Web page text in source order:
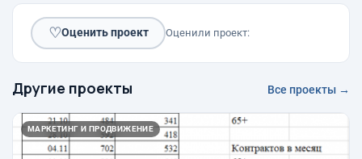
♡Оценить проект Оценили проект:
Другие проекты Все проекты →
МАРКЕТИНГ И ПРОДВИЖЕНИЕ